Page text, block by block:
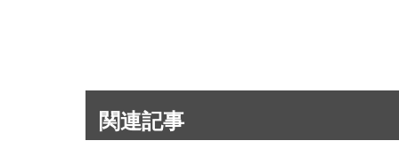
関連記事